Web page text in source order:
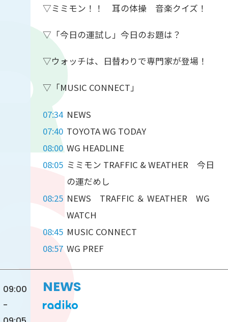
▽ミミモン！！ 耳の体操 音楽クイズ！
▽「今日の運試し」今日のお題は？
▽ウォッチは、日替わりで専門家が登場！
▽「MUSIC CONNECT」
07:34 NEWS
07:40 TOYOTA WG TODAY
08:00 WG HEADLINE
08:05 ミミモン TRAFFIC & WEATHER 今日
の運だめし
08:25 NEWS TRAFFIC ＆ WEATHER WG
WATCH
08:45 MUSIC CONNECT
08:57 WG PREF
09:00
-
NEWS